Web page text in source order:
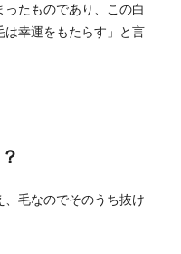
たものであり、この白
幸運をもたらす」と言
毛なのでそのうち抜け